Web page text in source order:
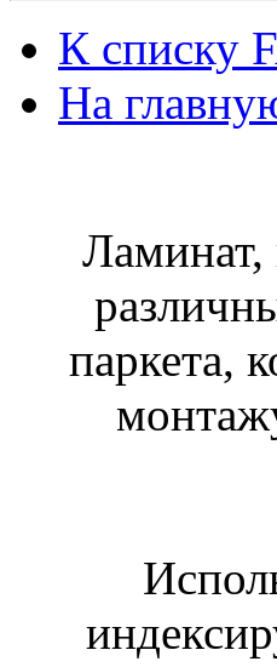
К списку
На
Ламинат,
паркета,